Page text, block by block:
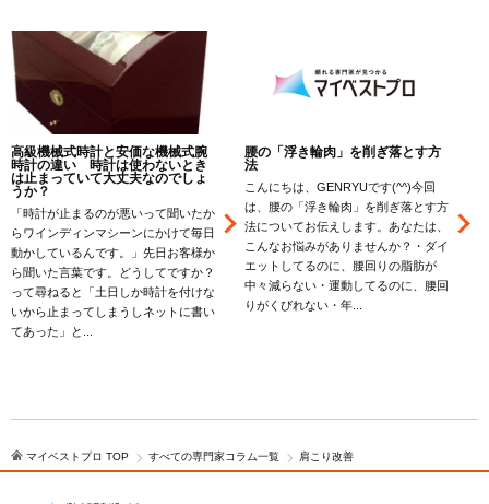
高級機械式時計と安価な機械式腕
時計の違い 時計は使わないとき
は止まっていて大丈夫なのでしょ
うか？
「時計が止まるのが悪いって聞いたか
らワインディンマシーンにかけて毎日
動かしているんです。」先日お客様か
ら聞いた言葉です。どうしてですか？
って尋ねると「土日しか時計を付けな
いから止まってしまうしネットに書い
てあった」と...
腰の「浮き輪肉」を削ぎ落とす方
法
こんにちは、GENRYUです(^^)今回
は、腰の「浮き輪肉」を削ぎ落とす方
法についてお伝えします。あなたは、
こんなお悩みがありませんか？・ダイ
エットしてるのに、腰回りの脂肪が
中々減らない・運動してるのに、腰回
りがくびれない・年...
マイベストプロ TOP すべての専門家コラム一覧 肩こり改善